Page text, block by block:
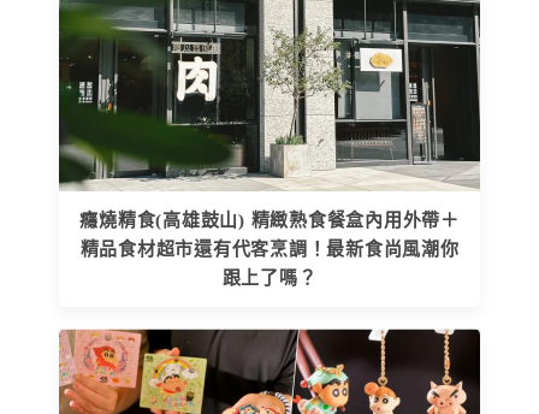
癮燒精食(高雄鼓山) 精緻熟食餐盒內用外帶＋
精品食材超市還有代客烹調！最新食尚風潮你
跟上了嗎？